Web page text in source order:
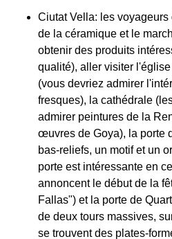
Ciutat Vella: les
de la céramique et le
obtenir des produits
qualité), aller visiter
(vous devriez admirer
fresques), la cathédrale
admirer peintures de la
œuvres de Goya), la porte
bas-reliefs, un motif et un
porte est intéressante en
annoncent le début de la
Fallas") et la porte de
de deux tours massives,
se trouvent des plates-